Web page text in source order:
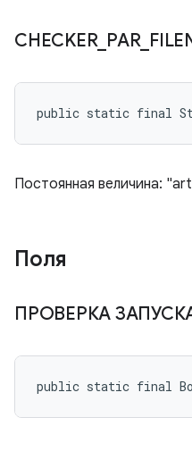
CHECKER_ PAR_
public static final String
Постоянная величина:
Поля
ПРОВЕРКА
public static final